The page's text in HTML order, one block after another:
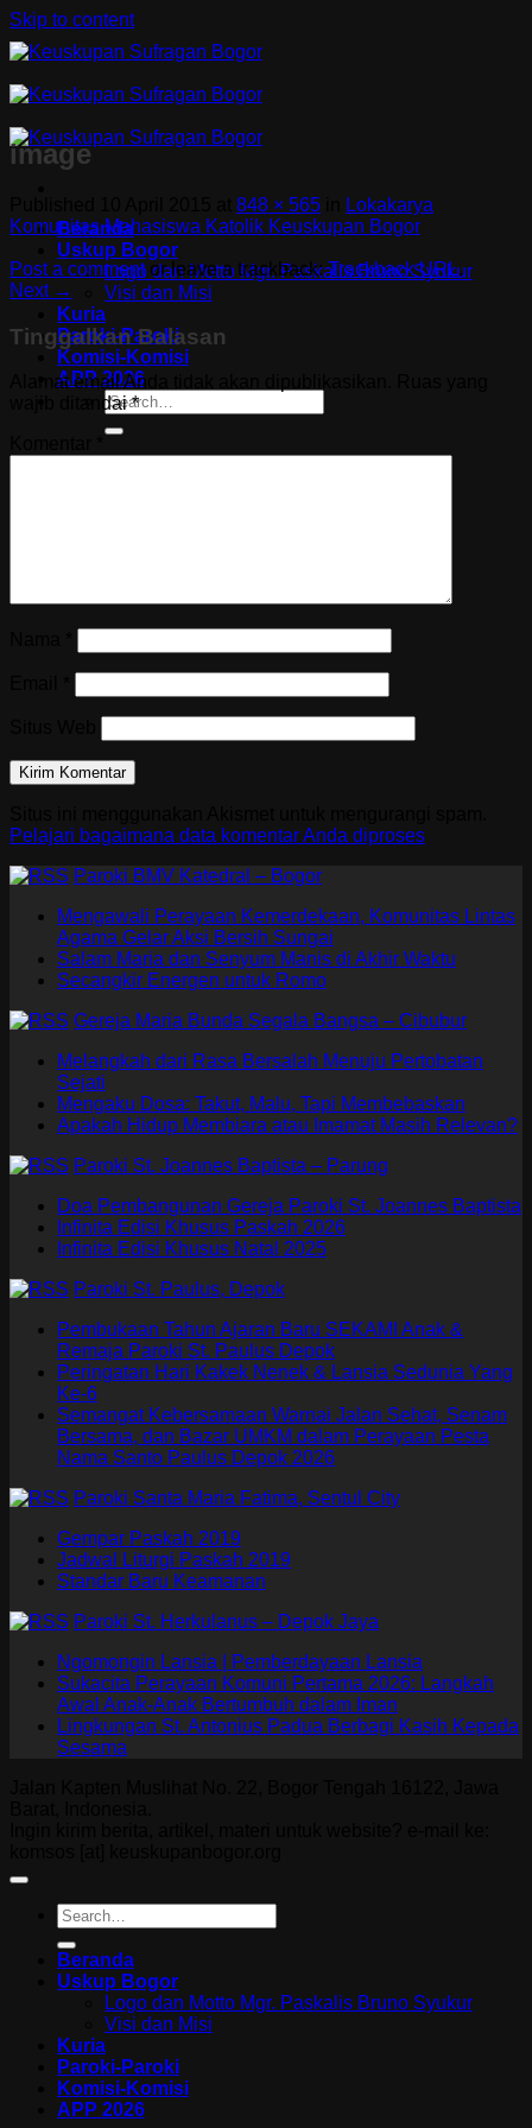
Skip to content
Beranda
Uskup Bogor
Logo dan Motto Mgr. Paskalis Bruno Syukur
Visi dan Misi
Kuria
Paroki-Paroki
Komisi-Komisi
APP 2026
image
848 × 565
Lokakarya
Komunitas Mahasiswa Katolik Keuskupan Bogor
Post a commentor leave a trackback:Trackback URL.
Next →
Tinggalkan Balasan
Alamat email Anda tidak akan dipublikasikan.
wajib ditandai*
Pelajari bagaimana data komentar Anda diproses
Paroki BMV Katedral – Bogor
Mengawali Perayaan Kemerdekaan, Komunitas Lintas
Agama Gelar Aksi Bersih Sungai
Salam Maria dan Senyum Manis di Akhir Waktu
Secangkir Energen untuk Romo
Gereja Maria Bunda Segala Bangsa – Cibubur
Melangkah dari Rasa Bersalah Menuju Pertobatan
Sejati
Mengaku Dosa: Takut, Malu, Tapi Membebaskan
Apakah Hidup Membiara atau Imamat Masih Relevan?
Paroki St. Joannes Baptista – Parung
Doa Pembangunan Gereja Paroki St. Joannes Baptista
Infinita Edisi Khusus Paskah 2026
Infinita Edisi Khusus Natal 2025
Paroki St. Paulus, Depok
Pembukaan Tahun Ajaran Baru SEKAMI Anak &
Remaja Paroki St. Paulus Depok
Peringatan Hari Kakek Nenek & Lansia Sedunia Yang
Ke-6
Semangat Kebersamaan Warnai Jalan Sehat, Senam
Bersama, dan Bazar UMKM dalam Perayaan Pesta
Nama Santo Paulus Depok 2026
Paroki Santa Maria Fatima, Sentul City
Gempar Paskah 2019
Jadwal Liturgi Paskah 2019
Standar Baru Keamanan
Paroki St. Herkulanus – Depok Jaya
Ngomongin Lansia | Pemberdayaan Lansia
Sukacita Perayaan Komuni Pertama 2026: Langkah
Awal Anak-Anak Bertumbuh dalam Iman
Lingkungan St. Antonius Padua Berbagi Kasih Kepada
Sesama
Beranda
Uskup Bogor
Logo dan Motto Mgr. Paskalis Bruno Syukur
Visi dan Misi
Kuria
Paroki-Paroki
Komisi-Komisi
APP 2026